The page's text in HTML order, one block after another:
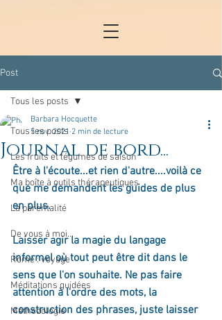
Post
Tous les posts
Les fruits et légumes de saison
Ma boîte à outils thérapeutiques
La parentalité
De vous à moi...
Rome : voyage
Méditations guidées
Méthodologie
Tous les posts
Journal de bord...
Barbara Hocquette
5 nov. 2021 2 min de lecture
Être à l'écoute...et rien d'autre....voilà ce
que me demandent les guides de plus
en plus.
Laisser agir la magie du langage
informel où tout peut être dit dans le
sens que l'on souhaite. Ne pas faire
attention à l'ordre des mots, la
construction des phrases, juste laisser